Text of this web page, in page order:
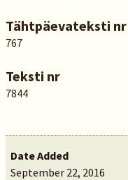
Tähtpäevateksti nr
767
Teksti nr
7844
Date Added
September 22, 2016